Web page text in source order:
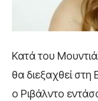
Κατά του
θα διεξαχθεί στη
ο Ριβάλντο